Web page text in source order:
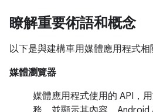
瞭解重要術語和概念
以下是與建構車用媒體應用程式相
媒體瀏覽器
媒體應用程式使用的 API，